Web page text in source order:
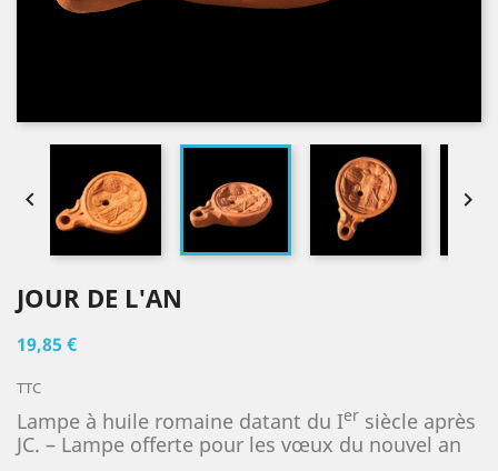
 
JOUR DE L'AN
19,85 €
TTC
Lampe à huile romaine datant du Ier siècle après
JC. – Lampe offerte pour les vœux du nouvel an